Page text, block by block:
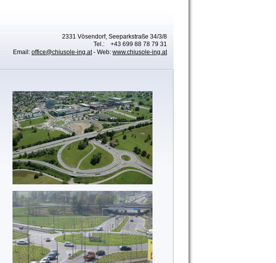
2331 Vösendorf, Seeparkstraße 34/3/8
Tel.: +43 699 88 78 79 31
Email: office@chiusole-ing.at- Web: www.chiusole-ing.at